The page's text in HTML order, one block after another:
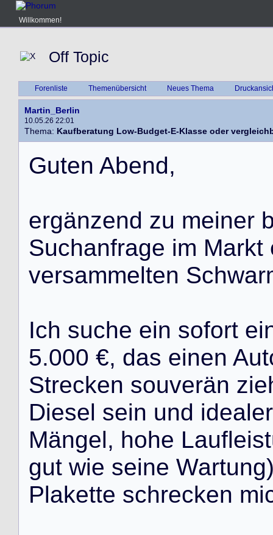
Willkommen!
Off Topic
Forenliste Themenübersicht Neues Thema
Martin_Berlin
10.05.26 22:01
Thema: Kaufberatung Low-Budget-E-Klasse oder
Guten Abend,
ergänzend zu meiner
Suchanfrage im Markt
versammelten Schwar
Ich suche ein sofort ei
5.000 €, das einen Aut
Strecken souverän zie
Diesel sein und idealer
Mängel, hohe Laufleist
gut wie seine Wartung
Plakette schrecken mi